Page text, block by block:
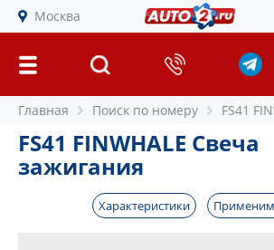
Москва
Главная Поиск по номеру FS41
FS41 FINWHALE Свеча
зажигания
Характеристики